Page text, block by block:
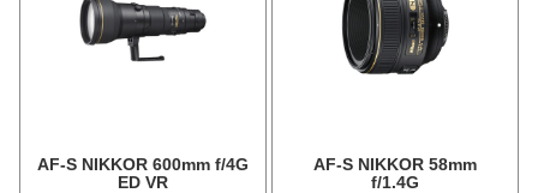
AF-S NIKKOR 600mm f/4G
ED VR
AF-S NIKKOR 58mm
f/1.4G